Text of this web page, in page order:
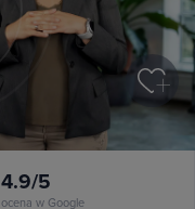
4.9/5
ocena w Google